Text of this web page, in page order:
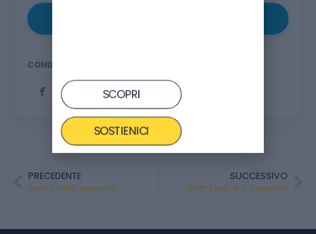
CONDIVIDI
PRECEDENTE
Partita della Speranza
SUCCESSIVO
508° Fiera di S. Valentino
SCOPRI
SOSTIENICI